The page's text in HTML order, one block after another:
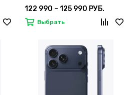
122 990 – 125 990 РУБ.
Выбрать